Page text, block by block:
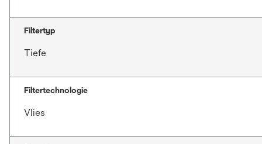
Filtertyp
Tiefe
Filtertechnologie
Vlies